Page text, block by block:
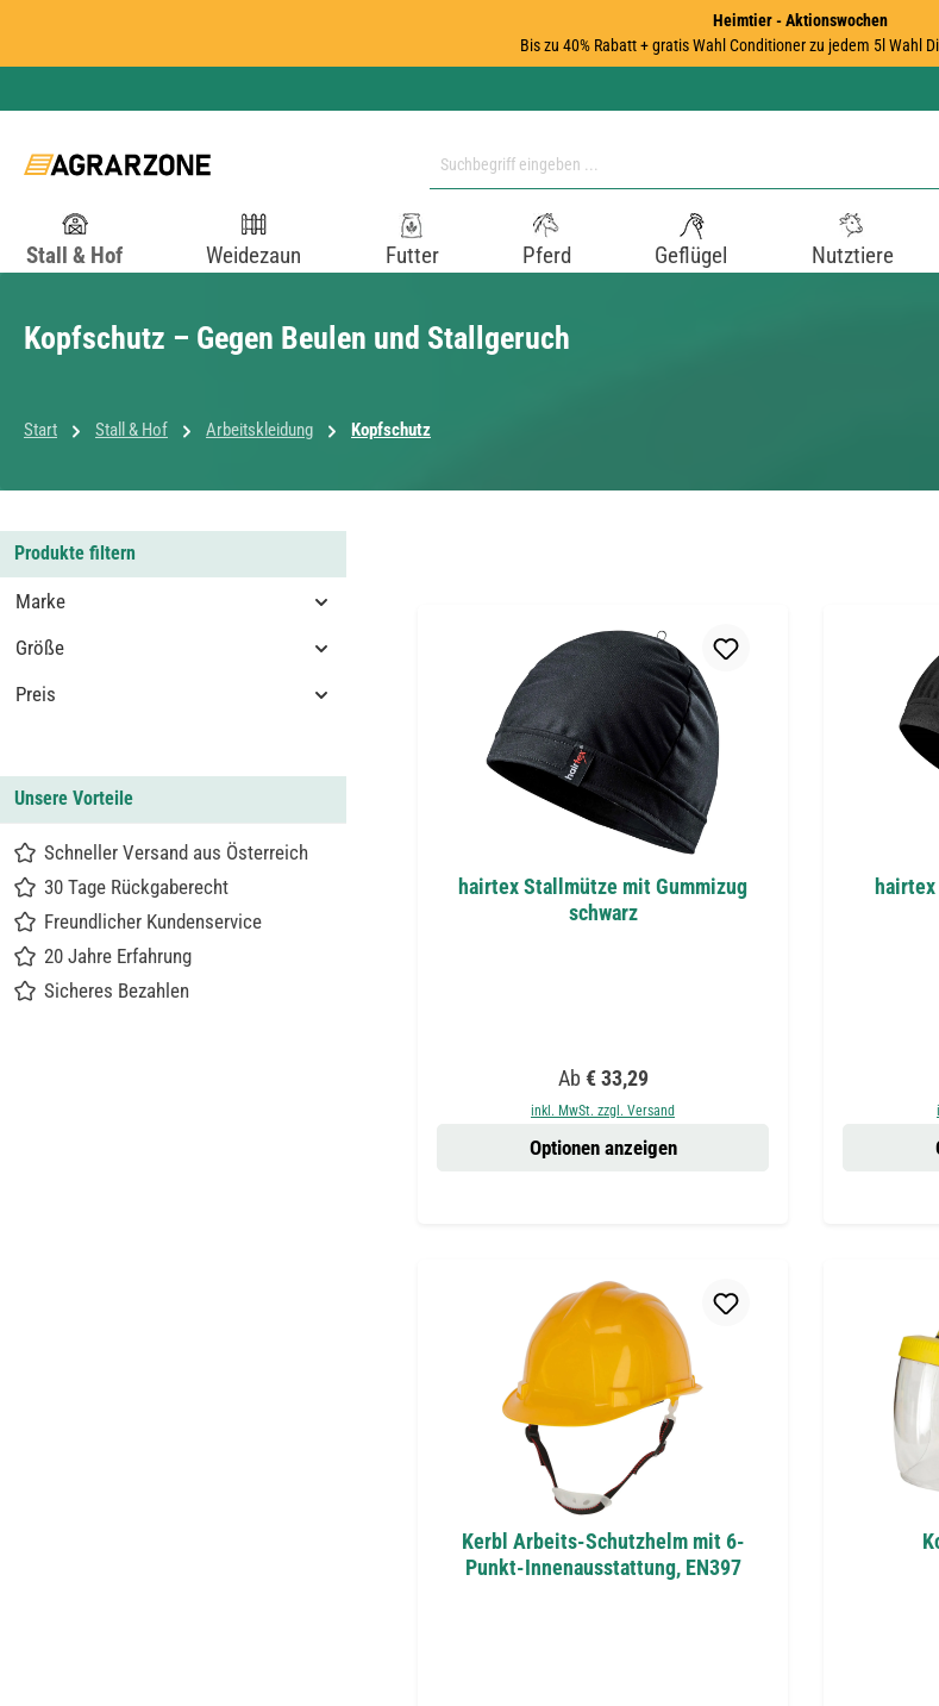
Heimtier - Aktionswochen
Bis zu 40% Rabatt + gratis Wahl Conditioner zu jedem 5l Wahl
Stall & Hof Weidezaun Futter Pferd Geflügel Nutztiere
Kopfschutz – Gegen Beulen und Stallgeruch
Start Stall & Hof Arbeitskleidung Kopfschutz
Produkte filtern
Marke
Größe
Preis
Unsere Vorteile
Schneller Versand aus Österreich
30 Tage Rückgaberecht
Freundlicher Kundenservice
20 Jahre Erfahrung
Sicheres Bezahlen
hairtex Stallmütze mit Gummizug
schwarz
Regulärer Preis:
Ab € 33,29
inkl. MwSt. zzgl. Versand
Optionen anzeigen
Kerbl Arbeits-Schutzhelm mit 6-
Punkt-Innenausstattung, EN397